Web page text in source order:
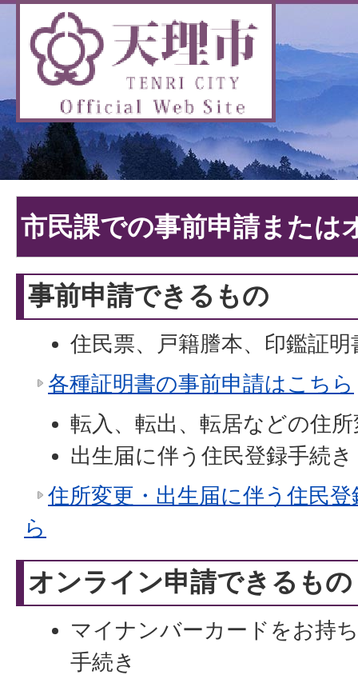
市民課での事前申請または
事前申請できるもの
住民票、戸籍謄本、印鑑証
各種証明書の事前申請はこちら
転入、転出、転居などの住
出生届に伴う住民登録手続き
住所変更・出生届に伴う住民
ら
オンライン申請できるもの
マイナンバーカードをお持
手続き